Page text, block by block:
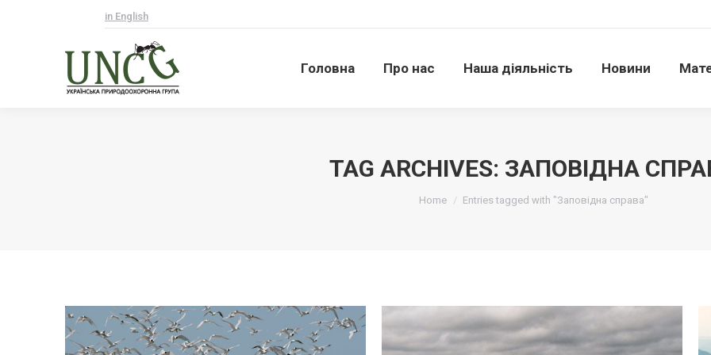
in English
Головна Про нас Наша діяльність Новини
TAG ARCHIVES: ЗАПОВІДНА
Home Entries tagged with "Заповідна справа"
Головна Про нас Наша діяльність Новини